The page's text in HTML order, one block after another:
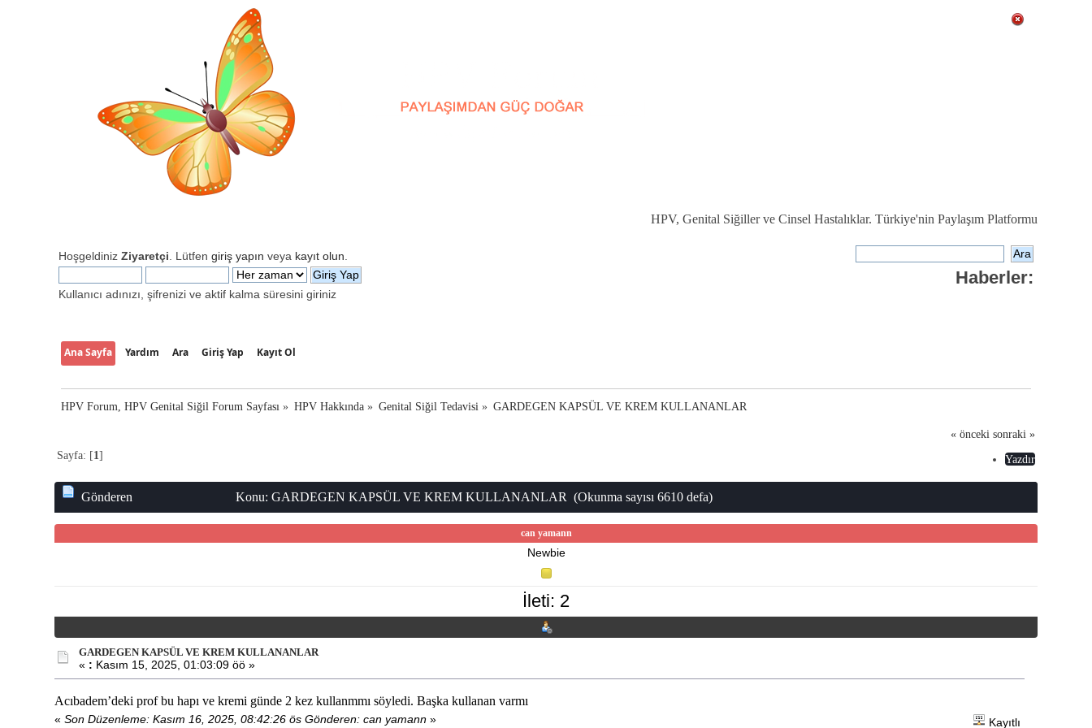
HPV, Genital Siğiller ve Cinsel Hastalıklar. Türkiye'nin Paylaşım Platformu
HoşgeldinizZiyaretçi . Lütfengiriş yapın veya kayıt olun
Kullanıcı adınızı, şifrenizi ve aktif kalma süresini giriniz
Haberler:
Ana Sayfa Yardım Ara Giriş Yap Kayıt Ol
HPV Forum, HPV Genital Siğil Forum Sayfası » HPV Hakkında » Genital Siğil Tedavisi » GARDEGEN KAPSÜL VE KREM KULLANANLAR
« önceki sonraki »
Yazdır
Sayfa: [1]
Gönderen Konu: GARDEGEN KAPSÜL VE KREM KULLANANLAR (Okunma sayısı 6610 defa)
can yamann
Newbie
İleti: 2
GARDEGEN KAPSÜL VE KREM KULLANANLAR
« : Kasım 15, 2025, 01:03:09 öö »
Acıbadem’deki prof bu hapı ve kremi günde 2 kez kullanmmı söyledi. Başka kullanan varmı
«Son Düzenleme: Kasım 16, 2025, 08:42:26 ös Gönderen: can yamann » Kayıtlı